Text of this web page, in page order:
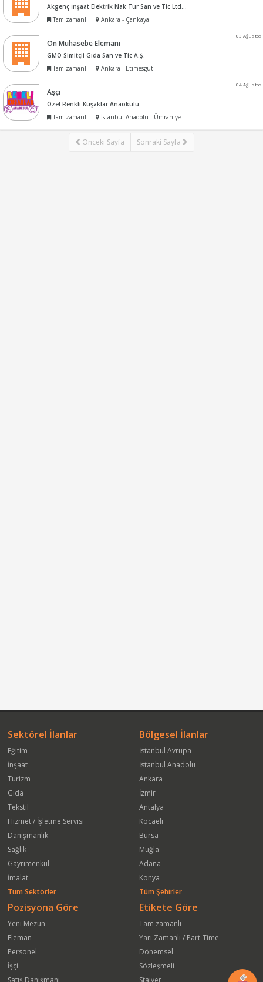
Akgenç İnşaat Elektrik Nak Tur San ve Tic Ltd Şti
Tam zamanlı
Ankara - Çankaya
03 Ağustos
Ön Muhasebe Elemanı
GMO Simitçii Gıda San ve Tic A.Ş.
Tam zamanlı
Ankara - Etimesgut
04 Ağustos
Aşçı
Özel Renkli Kuşaklar Anaokulu
Tam zamanlı
İstanbul Anadolu - Ümraniye
Önceki Sayfa Sonraki Sayfa
Sektörel İlanlar
Eğitim
İnşaat
Turizm
Gıda
Tekstil
Hizmet / İşletme Servisi
Danışmanlık
Sağlık
Gayrimenkul
İmalat
Tüm Sektörler
Bölgesel İlanlar
İstanbul Avrupa
İstanbul Anadolu
Ankara
İzmir
Antalya
Kocaeli
Bursa
Muğla
Adana
Konya
Tüm Şehirler
Pozisyona Göre
Yeni Mezun
Eleman
Personel
İşçi
Satış Danışmanı
Etikete Göre
Tam zamanlı
Yarı Zamanlı / Part-Time
Dönemsel
Sözleşmeli
Stajyer